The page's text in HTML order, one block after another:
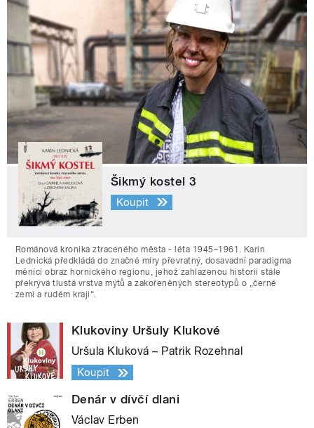
Šikmý kostel 3
Koupit
Románová kronika ztraceného města - léta 1945–1961. Karin
Lednická předkládá do značné míry převratný, dosavadní paradigma
měnící obraz hornického regionu, jehož zahlazenou historii stále
překrývá tlustá vrstva mýtů a zakořeněných stereotypů o „černé
zemi a rudém kraji“.
Klukoviny Uršuly Klukové
Uršula Kluková – Patrik Rozehnal
Koupit
Denár v dívčí dlani
Václav Erben